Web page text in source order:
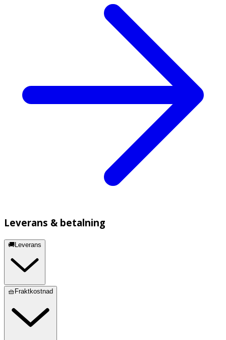
Leverans & betalning
🚚Leverans
🧺Fraktkostnad